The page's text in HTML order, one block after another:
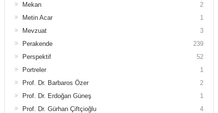
Mekan
2
Metin Acar
1
Mevzuat
3
Perakende
239
Perspektif
52
Portreler
1
Prof. Dr. Barbaros Özer
2
Prof. Dr. Erdoğan Güneş
1
Prof. Dr. Gürhan Çiftçioğlu
4